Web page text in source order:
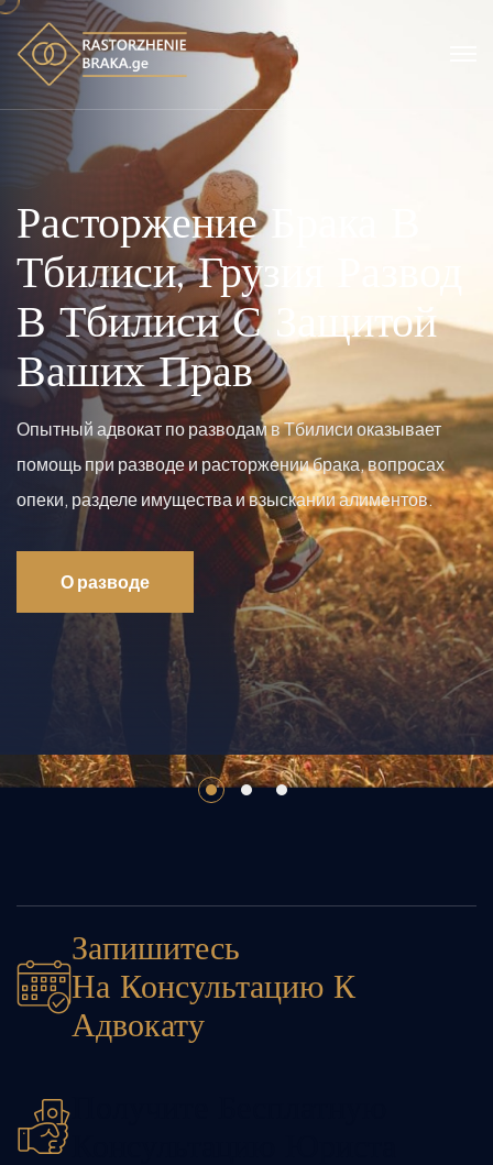
Расторжение Брака В
Тбилиси, Грузия
В Тбилиси С Защитой
Ваших Прав
Опытный адвокат по разводам в Тбилиси оказывает
помощь при разводе и расторжении брака, вопросах
опеки, разделе имущества и взыскании алиментов.
О разводе
Запишитесь
На Консультацию К
Адвокату